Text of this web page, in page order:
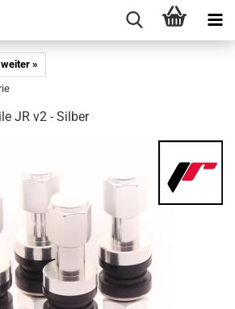
weiter »
JR v2 - Sil­ber